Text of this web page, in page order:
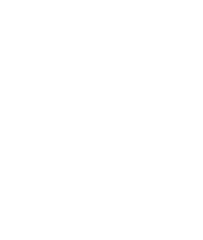
estão os
Coral.